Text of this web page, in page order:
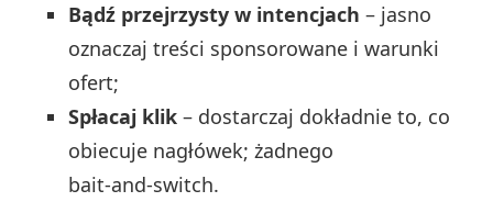
Bądź przejrzysty w intencjach – jasno
oznaczaj treści sponsorowane i warunki
ofert;
Spłacaj klik – dostarczaj dokładnie to, co
obiecuje nagłówek; żadnego
bait‑and‑switch.